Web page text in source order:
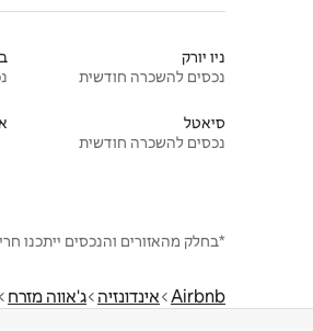
ניו יורק
נכסים להשכרה חודשית
סיאטל
נכסים להשכרה חודשית
*בחלק מהאזורים והנכסים ייתכנו
Airbnb אינדונזיה ג'אווה מזרח